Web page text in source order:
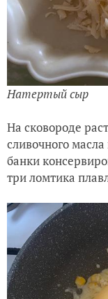
Натертый сыр
На сковороде
сливочного
банки
три ломтика